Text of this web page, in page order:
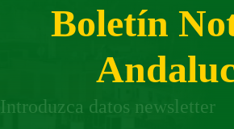
Boletín
Introduzca datos newsletter